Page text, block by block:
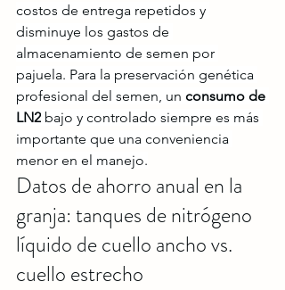
costos de entrega repetidos y
disminuye los gastos de
almacenamiento de semen por
pajuela. Para la preservación genética
profesional del semen, un consumo de
LN2 bajo y controlado siempre es más
importante que una conveniencia
menor en el manejo.
Datos de ahorro anual en la
granja: tanques de nitrógeno
líquido de cuello ancho vs.
cuello estrecho